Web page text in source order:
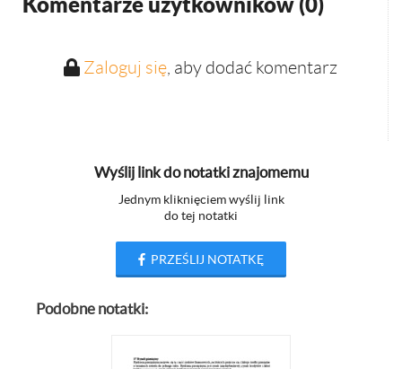
Zaloguj się, aby dodać komentarz
Wyślij link do notatki znajomemu
Jednym kliknięciem wyślij link
do tej notatki
PRZEŚLIJ NOTATKĘ
Podobne notatki: